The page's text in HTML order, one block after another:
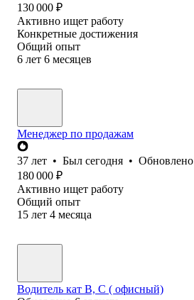
130 000 ₽
Активно ищет работу
Конкретные достижения
Общий опыт
6 лет 6 месяцев
Менеджер по продажам
37 лет • Был сегодня • Обновлено
180 000 ₽
Активно ищет работу
Общий опыт
15 лет 4 месяца
Водитель кат В, С ( офисный)